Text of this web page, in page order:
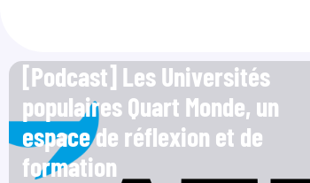
[Podcast] Les Universités
populaires Quart Monde, un
espace de réflexion et de
formation